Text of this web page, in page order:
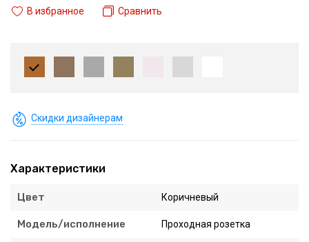
В избранное Сравнить
Скидки дизайнерам
Характеристики
Цвет Коричневый
Модель/исполнение Проходная розетка